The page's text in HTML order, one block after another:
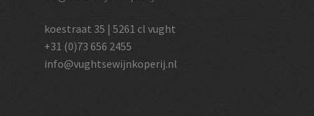
koestraat 35 | 5261 cl vught
+31 (0)73 656 2455
info@vughtsewijnkoperij.nl